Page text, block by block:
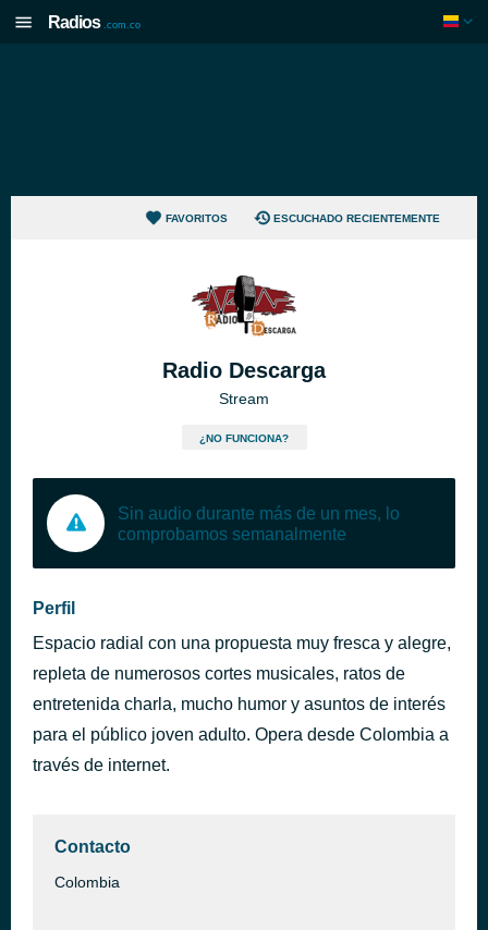
Radios .com.co
FAVORITOS ESCUCHADO RECIENTEMENTE
Radio Descarga
Stream
¿NO FUNCIONA?
Sin audio durante más de un mes, lo
comprobamos semanalmente
Perfil
Espacio radial con una propuesta muy fresca y alegre,
repleta de numerosos cortes musicales, ratos de
entretenida charla, mucho humor y asuntos de interés
para el público joven adulto. Opera desde Colombia a
través de internet.
Contacto
Colombia